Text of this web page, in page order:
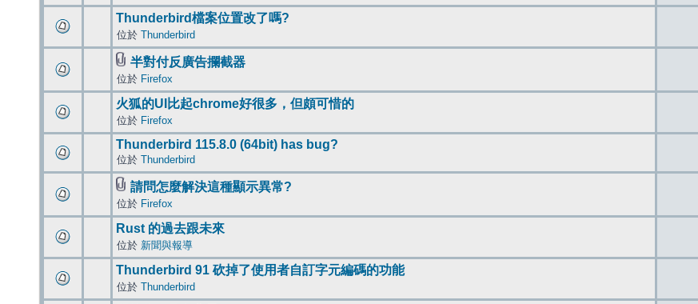
Thunderbird檔案位置改了嗎?
位於 Thunderbird
半對付反廣告攔截器
位於 Firefox
火狐的UI比起chrome好很多，但頗可惜的
位於 Firefox
Thunderbird 115.8.0 (64bit) has bug?
位於 Thunderbird
請問怎麼解決這種顯示異常?
位於 Firefox
Rust 的過去跟未來
位於 新聞與報導
Thunderbird 91 砍掉了使用者自訂字元編碼的功能
位於 Thunderbird